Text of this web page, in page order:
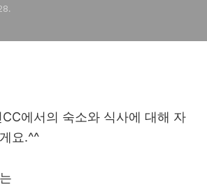
에서의 숙소와 식사에 대해 자
요.^^